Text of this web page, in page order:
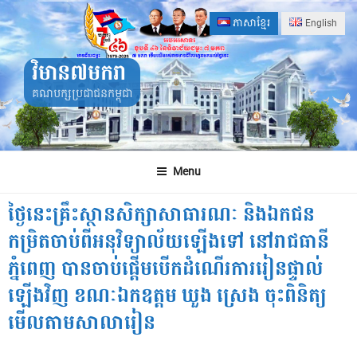
Skip
to
content
ភាសាខ្មែរ English
វិមាន៧មករា
គណបក្សប្រជាជនកម្ពុជា
Menu
ថ្ងៃនេះគ្រឹះស្ថានសិក្សាសាធារណៈ និងឯកជន
កម្រិតចាប់ពីអនុវិទ្យាល័យឡើងទៅ នៅរាជធានី
ភ្នំពេញ បានចាប់ផ្តើមបើកដំណើរការរៀនផ្ទាល់
ឡើងវិញ ខណៈឯកឧត្តម ឃួង ស្រេង ចុះពិនិត្យ
មើលតាមសាលារៀន